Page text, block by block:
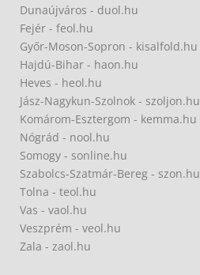
Dunaújváros - duol.hu
Fejér - feol.hu
Győr-Moson-Sopron - kisalfold.hu
Hajdú-Bihar - haon.hu
Heves - heol.hu
Jász-Nagykun-Szolnok - szoljon.hu
Komárom-Esztergom - kemma.hu
Nógrád - nool.hu
Somogy - sonline.hu
Szabolcs-Szatmár-Bereg - szon.hu
Tolna - teol.hu
Vas - vaol.hu
Veszprém - veol.hu
Zala - zaol.hu